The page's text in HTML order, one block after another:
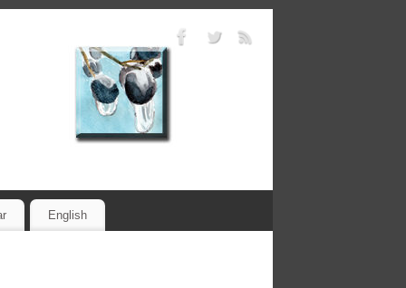
English